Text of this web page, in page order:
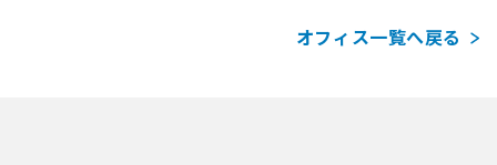
オフィス一覧へ戻る